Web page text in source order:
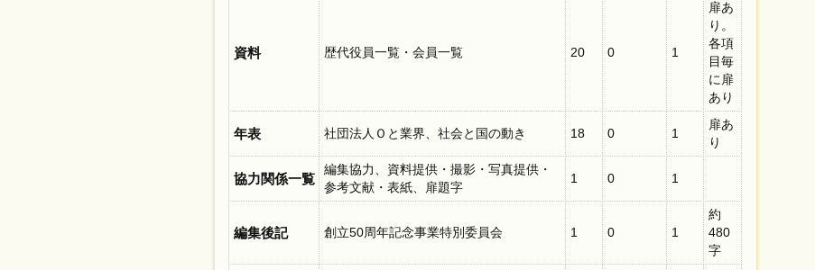
資料 歴代役員一覧・会員一覧 20 0 1
扉あ
り。
各項
目毎
に扉
あり
年表 社団法人Ｏと業界、社会と国の動き 18 0 1
扉あ
り
協力関係一覧
編集協力、資料提供・撮影・写真提供・
参考文献・表紙、扉題字
1 0 1
編集後記 創立50周年記念事業特別委員会 1 0 1
約
480
字